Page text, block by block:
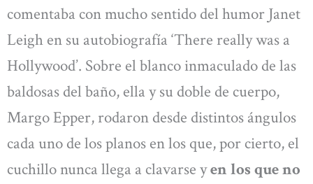
comentaba con mucho sentido del humor Janet
Leigh en su autobiografía ‘There really was a
Hollywood’. Sobre el blanco inmaculado de las
baldosas del baño, ella y su doble de cuerpo,
Margo Epper, rodaron desde distintos ángulos
cada uno de los planos en los que, por cierto, el
cuchillo nunca llega a clavarse yen los que no